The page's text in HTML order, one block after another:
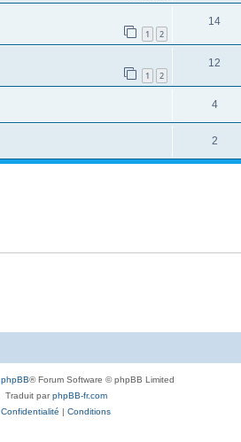
1 2
14
1 2
12
4
2
phpBB® Forum Software © phpBB Limited
Traduit parphpBB-fr.com
Confidentialité | Conditions